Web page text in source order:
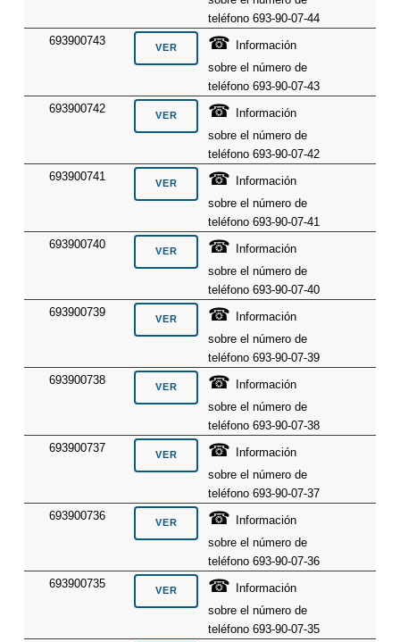
teléfono 693-90-07-44
693900743
☎
Información
sobre el número de
teléfono 693-90-07-43
693900742
☎
Información
sobre el número de
teléfono 693-90-07-42
693900741
☎
Información
sobre el número de
teléfono 693-90-07-41
693900740
☎
Información
sobre el número de
teléfono 693-90-07-40
693900739
☎
Información
sobre el número de
teléfono 693-90-07-39
693900738
☎
Información
sobre el número de
teléfono 693-90-07-38
693900737
☎
Información
sobre el número de
teléfono 693-90-07-37
693900736
☎
Información
sobre el número de
teléfono 693-90-07-36
693900735
☎
Información
sobre el número de
teléfono 693-90-07-35